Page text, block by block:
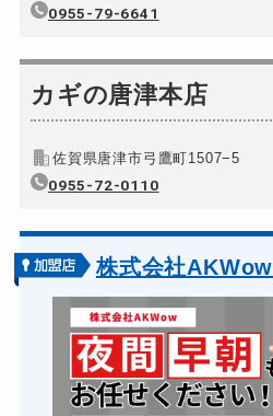
0955-79-6641
カギの唐津本店
佐賀県唐津市弓鷹町1507−5
0955-72-0110
株式会社AKWow